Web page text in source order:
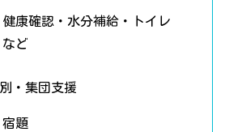
健康確認・水分補給・トイレ
など
・集団支援
宿題